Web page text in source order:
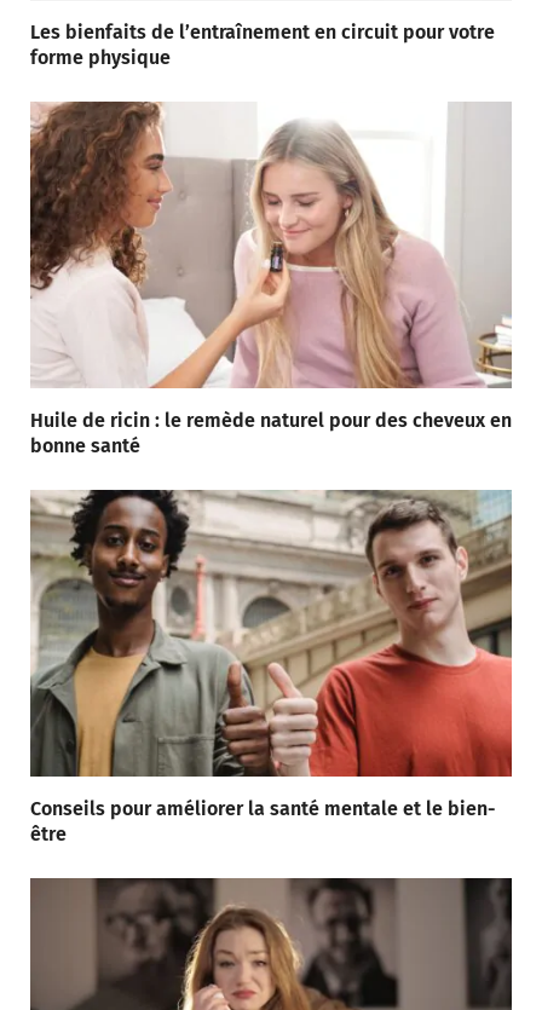
Les bienfaits de l’entraînement en circuit pour votre
forme physique
Huile de ricin : le remède naturel pour des cheveux en
bonne santé
Conseils pour améliorer la santé mentale et le bien-
être